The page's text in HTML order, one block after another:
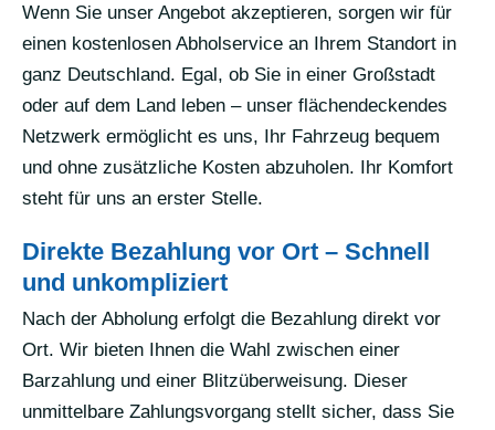
Wenn Sie unser Angebot akzeptieren, sorgen wir für
einen kostenlosen Abholservice an Ihrem Standort in
ganz Deutschland. Egal, ob Sie in einer Großstadt
oder auf dem Land leben – unser flächendeckendes
Netzwerk ermöglicht es uns, Ihr Fahrzeug bequem
und ohne zusätzliche Kosten abzuholen. Ihr Komfort
steht für uns an erster Stelle.
Direkte Bezahlung vor Ort – Schnell
und unkompliziert
Nach der Abholung erfolgt die Bezahlung direkt vor
Ort. Wir bieten Ihnen die Wahl zwischen einer
Barzahlung und einer Blitzüberweisung. Dieser
unmittelbare Zahlungsvorgang stellt sicher, dass Sie